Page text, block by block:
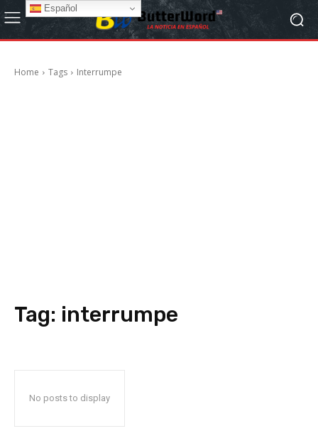
Home Tags Interrumpe
Tag: interrumpe
No posts to display
Español